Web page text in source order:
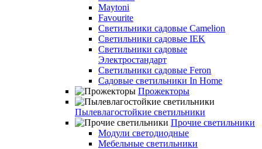
Maytoni
Favourite
Светильники садовые Camelion
Светильники садовые IEK
Светильники садовые
Электростандарт
Светильники садовые Feron
Садовые светильники In Home
Прожекторы
Пылевлагостойкие светильники
Прочие светильники
Модули светодиодные
Мебельные светильники